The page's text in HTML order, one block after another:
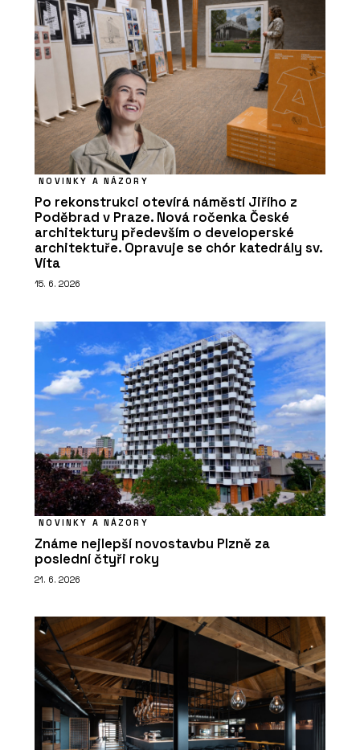
NOVINKY A NÁZORY
Po rekonstrukci otevírá náměstí Jiřího z
Poděbrad v Praze. Nová ročenka České
architektury především o developerské
architektuře. Opravuje se chór katedrály sv.
Víta
15. 6. 2026
NOVINKY A NÁZORY
Známe nejlepší novostavbu Plzně za
poslední čtyři roky
21. 6. 2026